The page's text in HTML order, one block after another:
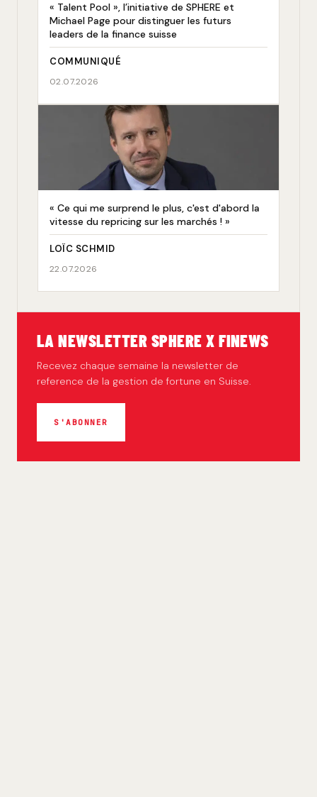
« Talent Pool », l’initiative de SPHERE et
Michael Page pour distinguer les futurs
leaders de la finance suisse
COMMUNIQUÉ
02.07.2026
« Ce qui me surprend le plus, c'est d'abord la
vitesse du repricing sur les marchés ! »
LOÏC SCHMID
22.07.2026
LA NEWSLETTER SPHERE X FINEWS
Recevez chaque semaine la newsletter de
reference de la gestion de fortune en Suisse.
S'ABONNER